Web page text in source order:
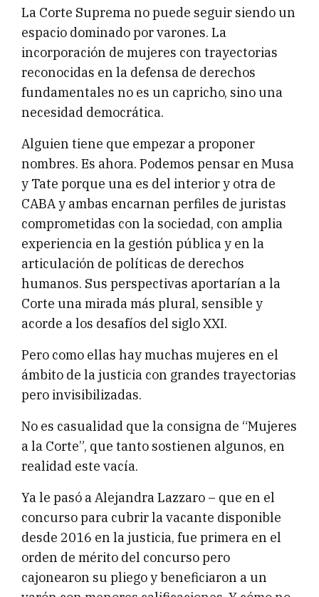
La Corte Suprema no puede seguir siendo un
espacio dominado por varones. La
incorporación de mujeres con trayectorias
reconocidas en la defensa de derechos
fundamentales no es un capricho, sino una
necesidad democrática.
Alguien tiene que empezar a proponer
nombres. Es ahora. Podemos pensar en Musa
y Tate porque una es del interior y otra de
CABA y ambas encarnan perfiles de juristas
comprometidas con la sociedad, con amplia
experiencia en la gestión pública y en la
articulación de políticas de derechos
humanos. Sus perspectivas aportarían a la
Corte una mirada más plural, sensible y
acorde a los desafíos del siglo XXI.
Pero como ellas hay muchas mujeres en el
ámbito de la justicia con grandes trayectorias
pero invisibilizadas.
No es casualidad que la consigna de “Mujeres
a la Corte”, que tanto sostienen algunos, en
realidad este vacía.
Ya le pasó a Alejandra Lazzaro – que en el
concurso para cubrir la vacante disponible
desde 2016 en la justicia, fue primera en el
orden de mérito del concurso pero
cajonearon su pliego y beneficiaron a un